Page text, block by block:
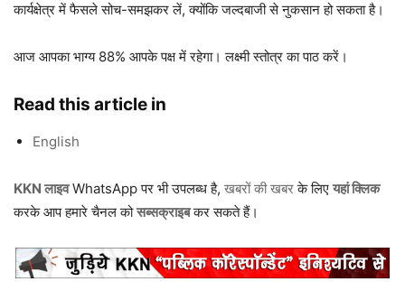
कार्यक्षेत्र में फैसले सोच-समझकर लें, क्योंकि जल्दबाजी से नुकसान हो सकता है।
आज आपका भाग्य 88% आपके पक्ष में रहेगा। लक्ष्मी स्तोत्र का पाठ करें।
Read this article in
English
KKN लाइवWhatsApp पर भी उपलब्ध है, खबरों की खबरके लिए यहां क्लिक
करके आप हमारे चैनल कोसब्सक्राइबकर सकते हैं।